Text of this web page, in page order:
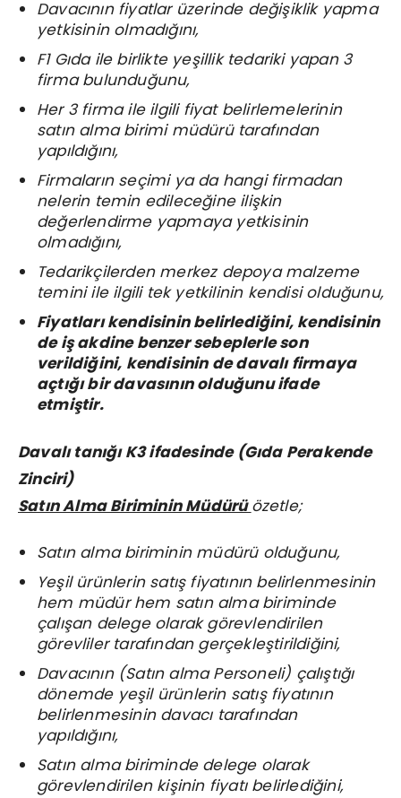
Davacının fiyatlar üzerinde değişiklik yapma
yetkisinin olmadığını,
F1Gıda ile birlikte yeşillik tedariki yapan 3
firma bulunduğunu,
Her 3 firma ile ilgili fiyat belirlemelerinin
satın alma birimi müdürü tarafından
yapıldığını,
Firmaların seçimi ya da hangi firmadan
nelerin temin edileceğine ilişkin
değerlendirme yapmaya yetkisinin
olmadığını,
Tedarikçilerden merkez depoya malzeme
temini ile ilgili tek yetkilinin kendisi olduğunu,
Fiyatları kendisinin belirlediğini, kendisinin
de iş akdine benzer sebeplerle son
verildiğini, kendisinin de davalı firmaya
açtığı bir davasının olduğunu ifade
etmiştir.
Davalı tanığı K3 ifadesinde (Gıda Perakende
Zinciri)
Satın Alma Biriminin Müdürüözetle;
Satın alma biriminin müdürü olduğunu,
Yeşil ürünlerin satış fiyatının belirlenmesinin
hem müdür hem satın alma biriminde
çalışan delege olarak görevlendirilen
görevliler tarafından gerçekleştirildiğini,
Davacının (Satın alma Personeli) çalıştığı
dönemde yeşil ürünlerin satış fiyatının
belirlenmesinin davacı tarafından
yapıldığını,
Satın alma biriminde delege olarak
görevlendirilen kişinin fiyatı belirlediğini,